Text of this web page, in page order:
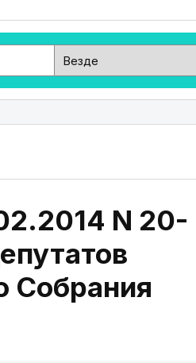
N 20-
Собрания